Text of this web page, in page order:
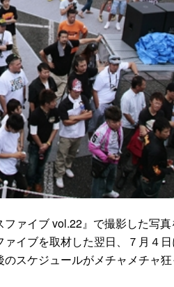
ァイブ vol.22』で撮影した写
イブを取材した翌日、７月４
スケジュールがメチャメチャ